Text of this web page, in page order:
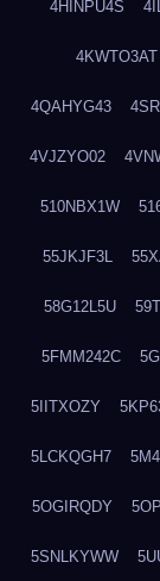
4HINPU4S
4KWTO3AT
4QAHYG43
4VJZYO02
510NBX1W
55JKJF3L
58G12L5U
5FMM242C
5IITXOZY
5LCKQGH7
5OGIRQDY
5SNLKYWW